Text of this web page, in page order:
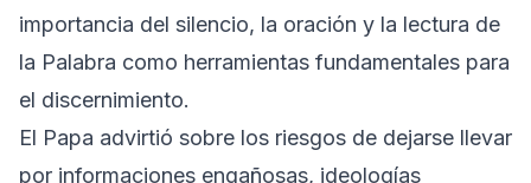
importancia del silencio, la oración y la lectura de
la Palabra como herramientas fundamentales para
el discernimiento.
El Papa advirtió sobre los riesgos de dejarse llevar
por informaciones engañosas, ideologías